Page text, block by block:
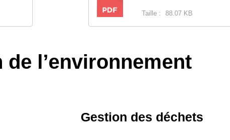
Taille : 88.07 KB
l’environnement
Gestion des déchets